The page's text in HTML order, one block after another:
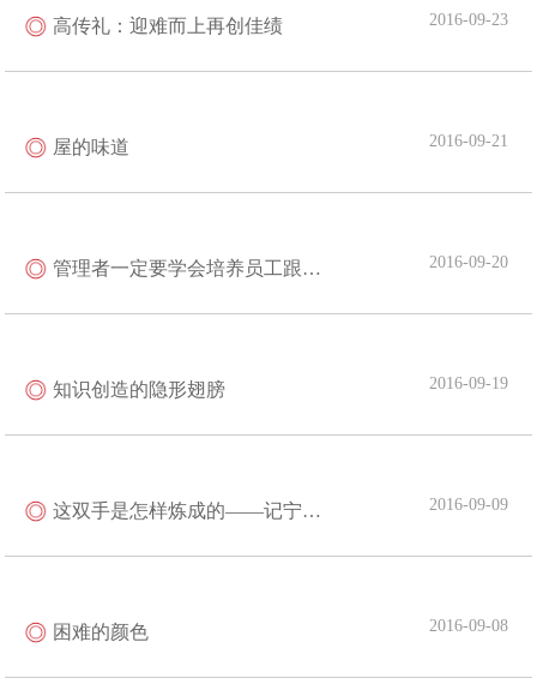
高传礼：迎难而上再创佳绩 2016-09-23
屋的味道 2016-09-21
管理者一定要学会培养员工跟企业一起成长 2016-09-20
知识创造的隐形翅膀 2016-09-19
这双手是怎样炼成的——记宁夏庆华集团园林管理处处长高传礼 2016-09-09
困难的颜色 2016-09-08